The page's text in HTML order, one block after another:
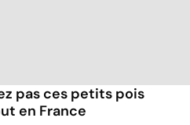
pas ces petits pois
en France